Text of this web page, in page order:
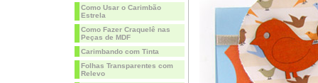
Como Usar o Carimbão
Estrela
Como Fazer Craquelê nas
Peças de MDF
Carimbando com Tinta
Folhas Transparentes com
Relevo